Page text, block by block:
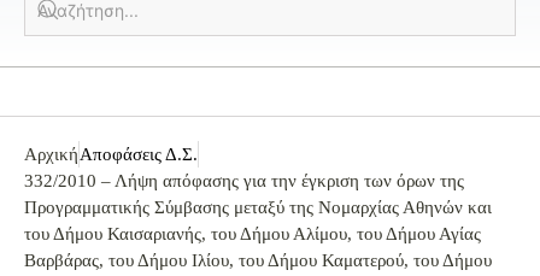
ΑρχικήΑποφάσεις Δ.Σ.
332/2010 – Λήψη απόφασης για την έγκριση των όρων της
Προγραμματικής Σύμβασης μεταξύ της Νομαρχίας Αθηνών και
του Δήμου Καισαριανής, του Δήμου Αλίμου, του Δήμου Αγίας
Βαρβάρας, του Δήμου Ιλίου, του Δήμου Καματερού, του Δήμου